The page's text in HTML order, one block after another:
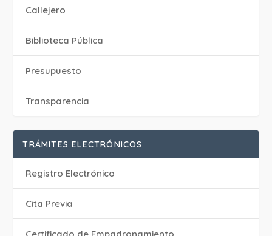
Callejero
Biblioteca Pública
Presupuesto
Transparencia
TRÁMITES ELECTRÓNICOS
Registro Electrónico
Cita Previa